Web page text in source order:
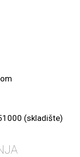
(skladište)